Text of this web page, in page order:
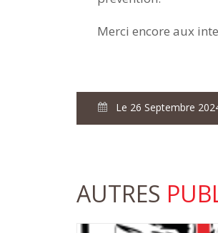
Merci encore aux
Le 26 Septembre
AUTRES